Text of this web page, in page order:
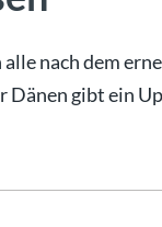
nach dem
Dänen gibt ein